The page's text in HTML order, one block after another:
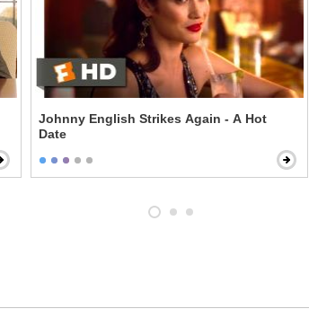
Johnny English Strikes Again - A Hot
Date